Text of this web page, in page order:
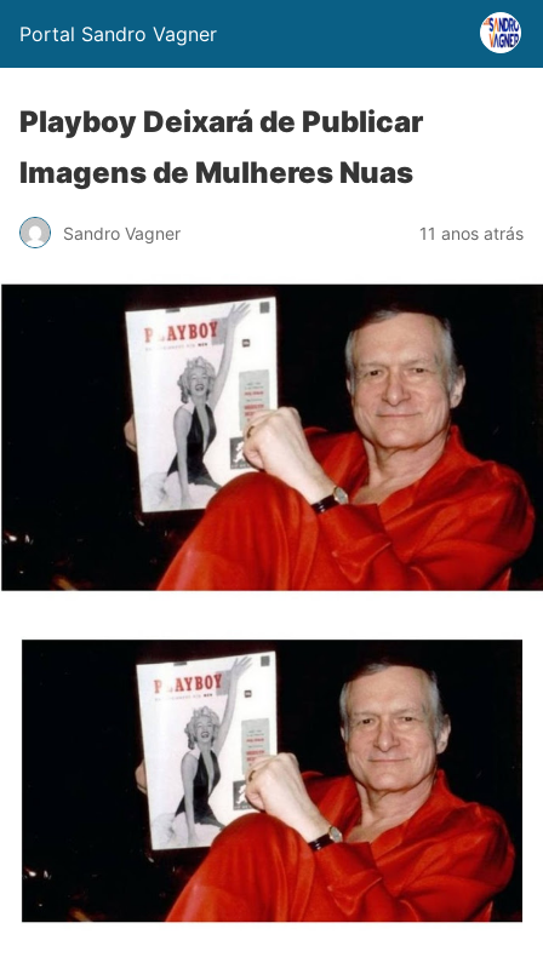
Portal Sandro Vagner
Playboy Deixará de Publicar
Imagens de Mulheres Nuas
Sandro Vagner 11 anos atrás